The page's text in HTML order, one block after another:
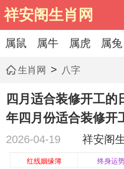
祥安阁生肖网
属鼠 属牛 属虎 属兔
生肖网 > 八字
四月适合装修开工的
年四月份适合装修开
2026-04-19 祥安阁
红线姻缘簿 终身运